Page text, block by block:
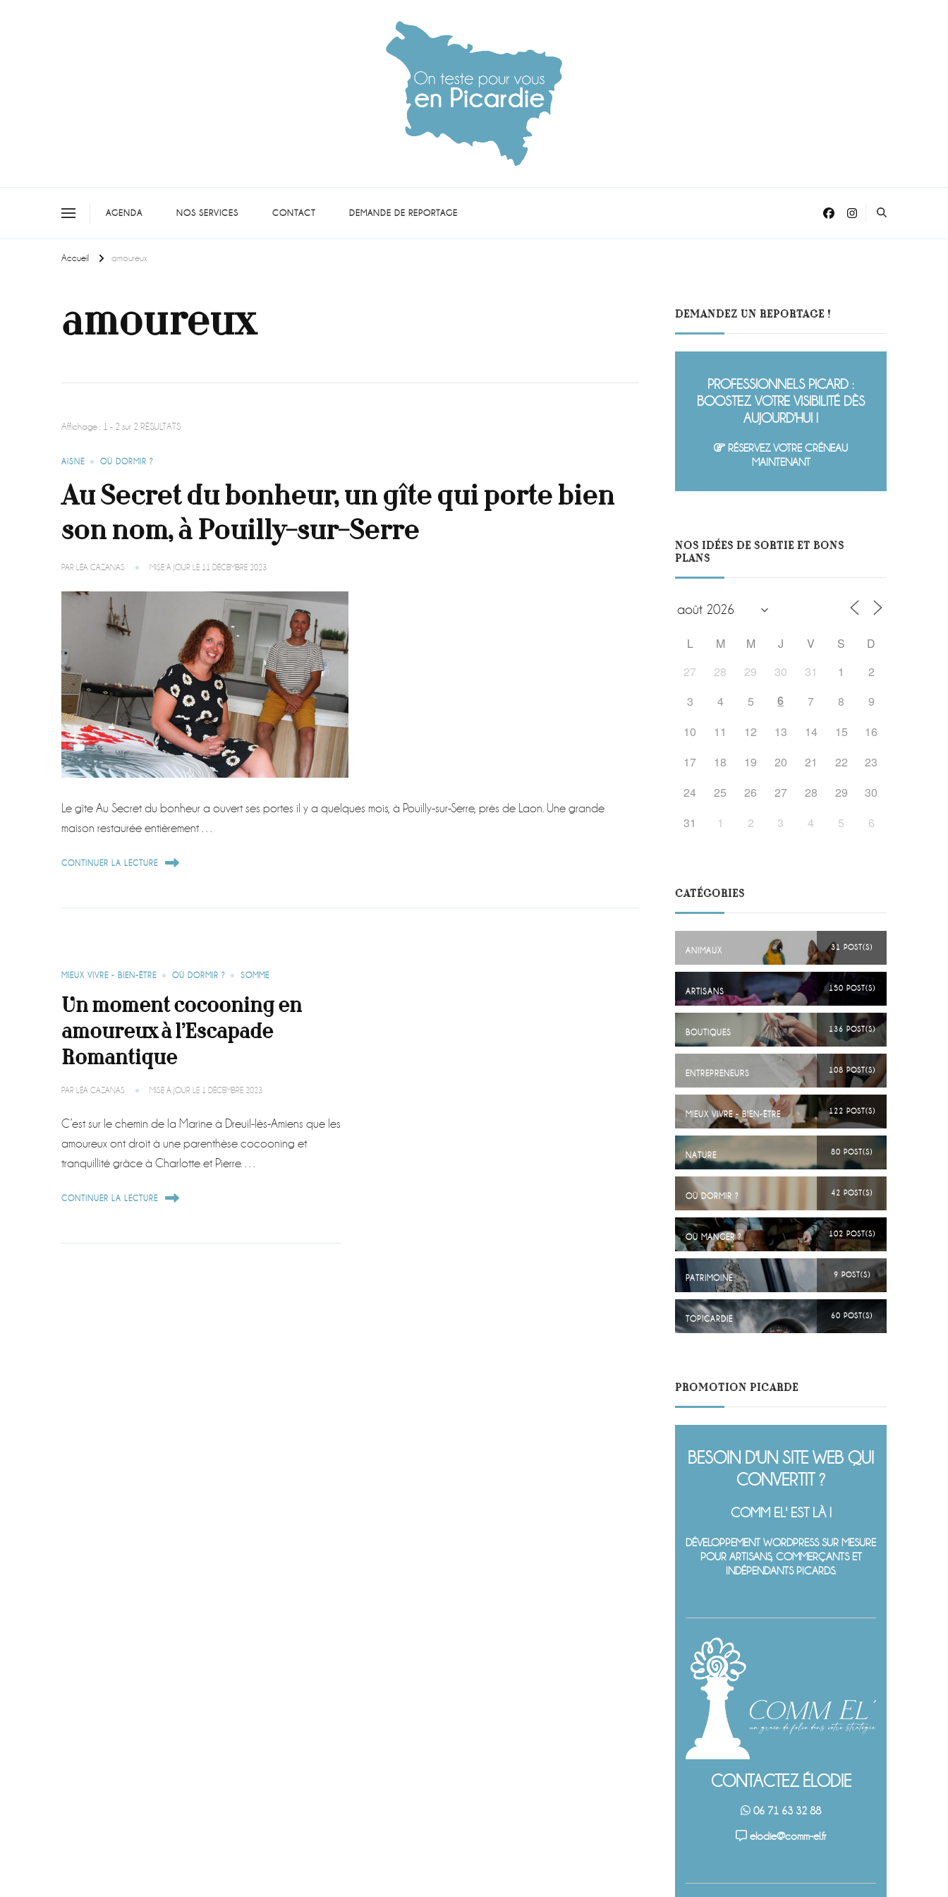
AGENDA NOS SERVICES CONTACT DEMANDE DE REPORTAGE
Accueil amoureux
amoureux
Affichage : 1 - 2 sur 2 RÉSULTATS
AISNE OÙ DORMIR ?
Au Secret du bonheur, un gîte qui porte bien
son nom, à Pouilly-sur-Serre
PAR LÉA CAZANAS MISE À JOUR LE 11 DÉCEMBRE 2023
Le gîte Au Secret du bonheur a ouvert ses portes il y a quelques mois, à Pouilly-sur-Serre, près de Laon. Une grande
maison restaurée entièrement …
CONTINUER LA LECTURE
MIEUX VIVRE - BIEN-ÊTRE OÙ DORMIR ? SOMME
Un moment cocooning en
amoureux à l’Escapade
Romantique
PAR LÉA CAZANAS MISE À JOUR LE 1 DÉCEMBRE 2023
C’est sur le chemin de la Marine à Dreuil-lès-Amiens que les
amoureux ont droit à une parenthèse cocooning et
tranquillité grâce à Charlotte et Pierre. …
CONTINUER LA LECTURE
DEMANDEZ UN REPORTAGE !
PROFESSIONNELS PICARD :
BOOSTEZ VOTRE VISIBILITÉ DÈS
AUJOURD'HUI !
RÉSERVEZ VOTRE CRÉNEAU
MAINTENANT
NOS IDÉES DE SORTIE ET BONS
PLANS
L M M J V S
D
27
28 29 30 31 1
2
3
4 5 6 7 8
9
10
11 12 13 14 15
16
17
18 19 20 21 22
23
24
25 26 27 28 29
30
31
1 2 3 4 5 6
CATÉGORIES
ANIMAUX 31 POST(S)
ARTISANS 150 POST(S)
BOUTIQUES 136 POST(S)
ENTREPRENEURS 108 POST(S)
MIEUX VIVRE - BIEN-ÊTRE 122 POST(S)
NATURE 80 POST(S)
OÙ DORMIR ? 42 POST(S)
OÙ MANGER ? 102 POST(S)
PATRIMOINE 9 POST(S)
TOPICARDIE 60 POST(S)
PROMOTION PICARDE
BESOIN D'UN SITE WEB QUI
CONVERTIT ?
COMM EL' EST LÀ !
DÉVELOPPEMENT WORDPRESS SUR MESURE
POUR ARTISANS, COMMERÇANTS ET
INDÉPENDANTS PICARDS.
CONTACTEZ ÉLODIE
06 71 63 32 88
elodie@comm-el.fr